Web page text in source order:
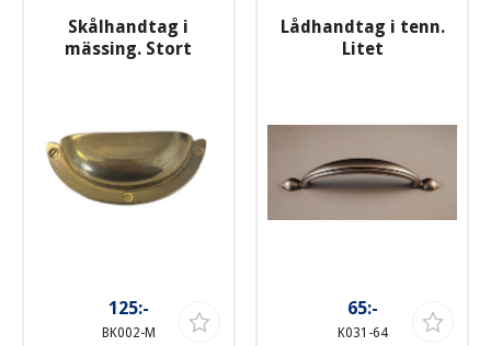
Skålhandtag i
mässing. Stort
125:-
BK002-M
Lådhandtag i tenn.
Litet
65:-
K031-64